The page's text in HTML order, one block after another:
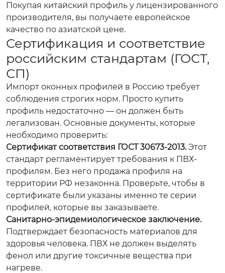
Покупая китайский профиль у лицензированного
производителя, вы получаете европейское
качество по азиатской цене.
Сертификация и соответствие
российским стандартам (ГОСТ,
СП)
Импорт оконных профилей в Россию требует
соблюдения строгих норм. Просто купить
профиль недостаточно — он должен быть
легализован. Основные документы, которые
необходимо проверить:
Сертификат соответствия ГОСТ 30673-2013.Этот
стандарт регламентирует требования к ПВХ-
профилям. Без него продажа профиля на
территории РФ незаконна. Проверьте, чтобы в
сертификате были указаны именно те серии
профилей, которые вы заказываете.
Санитарно-эпидемиологическое заключение.
Подтверждает безопасность материалов для
здоровья человека. ПВХ не должен выделять
фенол или другие токсичные вещества при
нагреве.